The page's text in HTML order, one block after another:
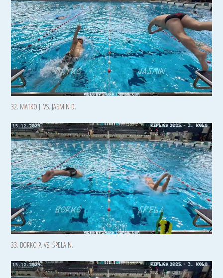
32. MATKO J. VS. JASMIN D.
33. BORKO P. VS. ŠPELA N.